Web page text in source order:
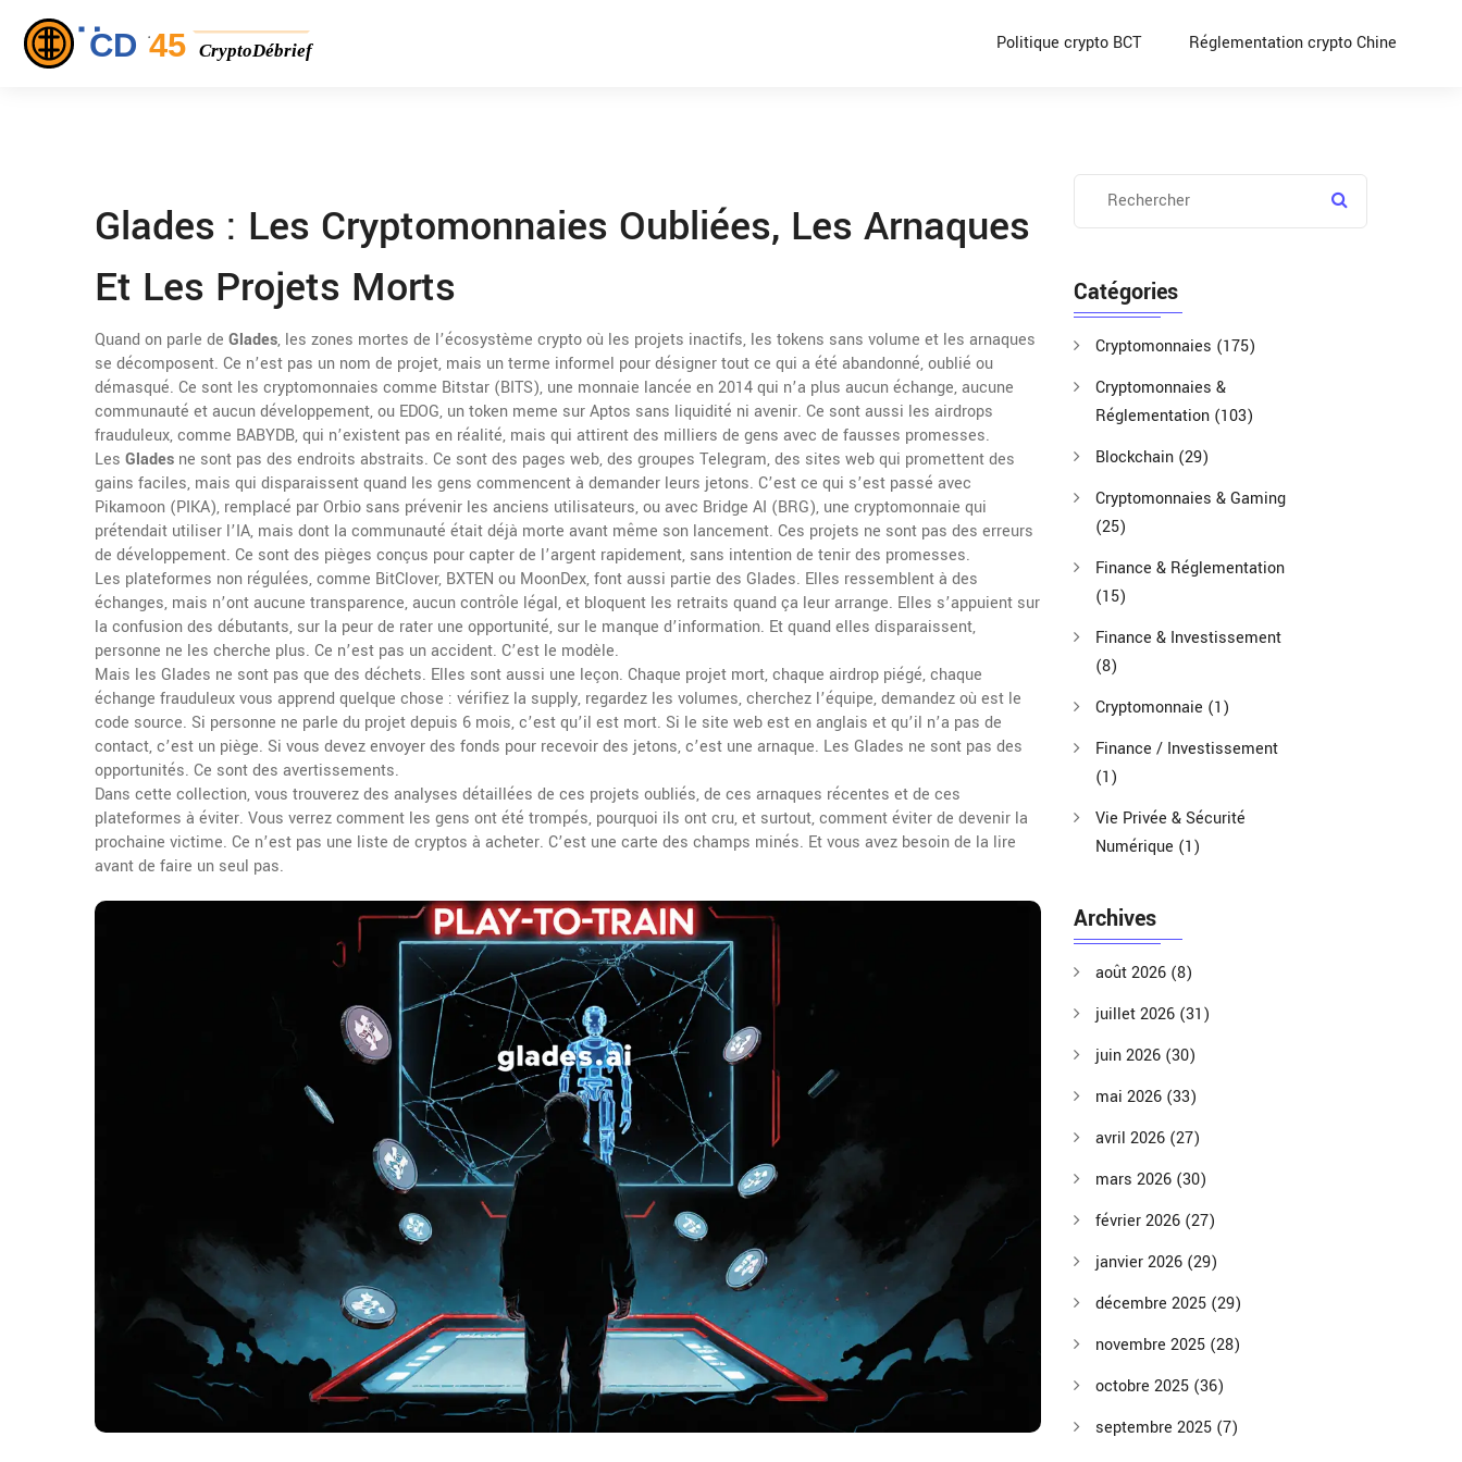
Politique crypto BCT Réglementation crypto Chine
Glades : Les Cryptomonnaies Oubliées, Les Arnaques
Et Les Projets Morts
Quand on parle de Glades, les zones mortes de l’écosystème crypto où les projets inactifs, les tokens sans volume et les arnaques
se décomposent. Ce n’est pas un nom de projet, mais un terme informel pour désigner tout ce qui a été abandonné, oublié ou
démasqué. Ce sont les cryptomonnaies comme Bitstar (BITS), une monnaie lancée en 2014 qui n’a plus aucun échange, aucune
communauté et aucun développement, ou EDOG, un token meme sur Aptos sans liquidité ni avenir. Ce sont aussi les airdrops
frauduleux,comme BABYDB, qui n’existent pas en réalité, mais qui attirent des milliers de gens avec de fausses promesses.
Les Glades ne sont pas des endroits abstraits. Ce sont des pages web, des groupes Telegram, des sites web qui promettent des
gains faciles, mais qui disparaissent quand les gens commencent à demander leurs jetons. C’est ce qui s’est passé avec
Pikamoon (PIKA), remplacé par Orbio sans prévenir les anciens utilisateurs, ou avec Bridge AI (BRG), une cryptomonnaie qui
prétendait utiliser l’IA, mais dont la communauté était déjà morte avant même son lancement. Ces projets ne sont pas des erreurs
de développement. Ce sont des pièges conçus pour capter de l’argent rapidement, sans intention de tenir des promesses.
Les plateformes non régulées,comme BitClover, BXTEN ou MoonDex, font aussi partie des Glades. Elles ressemblent à des
échanges, mais n’ont aucune transparence, aucun contrôle légal, et bloquent les retraits quand ça leur arrange. Elles s’appuient sur
la confusion des débutants, sur la peur de rater une opportunité, sur le manque d’information. Et quand elles disparaissent,
personne ne les cherche plus. Ce n’est pas un accident. C’est le modèle.
Mais les Glades ne sont pas que des déchets. Elles sont aussi une leçon. Chaque projet mort, chaque airdrop piégé, chaque
échange frauduleux vous apprend quelque chose : vérifiez la supply, regardez les volumes, cherchez l’équipe, demandez où est le
code source. Si personne ne parle du projet depuis 6 mois, c’est qu’il est mort. Si le site web est en anglais et qu’il n’a pas de
contact, c’est un piège. Si vous devez envoyer des fonds pour recevoir des jetons, c’est une arnaque. Les Glades ne sont pas des
opportunités. Ce sont des avertissements.
Dans cette collection, vous trouverez des analyses détaillées de ces projets oubliés, de ces arnaques récentes et de ces
plateformes à éviter. Vous verrez comment les gens ont été trompés, pourquoi ils ont cru, et surtout, comment éviter de devenir la
prochaine victime. Ce n’est pas une liste de cryptos à acheter. C’est une carte des champs minés. Et vous avez besoin de la lire
avant de faire un seul pas.
Catégories
Cryptomonnaies (175)
Cryptomonnaies &
Réglementation (103)
Blockchain (29)
Cryptomonnaies & Gaming
(25)
Finance & Réglementation
(15)
Finance & Investissement
(8)
Cryptomonnaie (1)
Finance / Investissement
(1)
Vie Privée & Sécurité
Numérique (1)
Archives
août 2026 (8)
juillet 2026 (31)
juin 2026 (30)
mai 2026 (33)
avril 2026 (27)
mars 2026 (30)
février 2026 (27)
janvier 2026 (29)
décembre 2025 (29)
novembre 2025 (28)
octobre 2025 (36)
septembre 2025 (7)